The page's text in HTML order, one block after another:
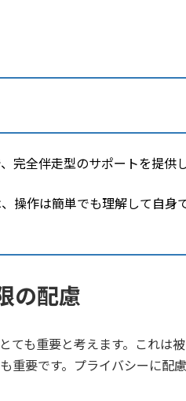
完全伴走型のサポートを提供し
操作は簡単でも理解して自
の配慮
ても重要と考えます。これは
重要です。プライバシーに